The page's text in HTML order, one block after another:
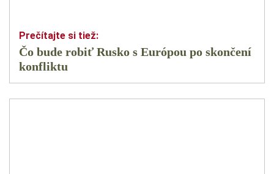
Čo bude robiť Rusko s Európou po skončení
konfliktu